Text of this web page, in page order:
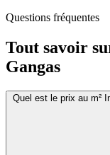
Questions fréquentes
Tout savoir
Gangas
Quel est le prix au m²